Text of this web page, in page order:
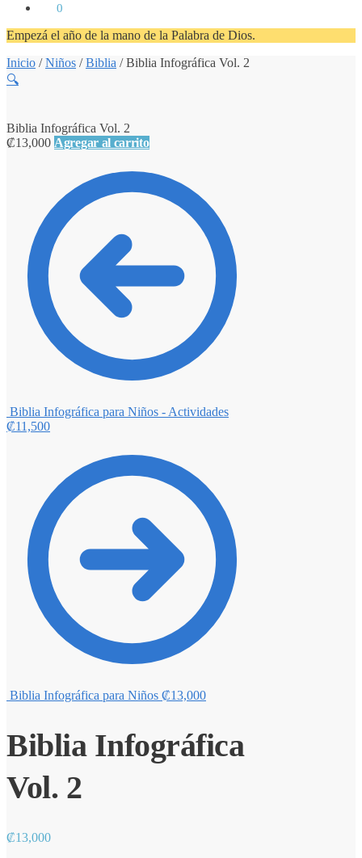
0
Empezá el año de la mano de la Palabra de Dios.
Inicio /Niños /Biblia /Biblia Infográfica Vol. 2
🔍
Biblia Infográfica Vol. 2
₡13,000 Agregar al carrito
Biblia Infográfica para Niños - Actividades
₡11,500
Biblia Infográfica para Niños ₡13,000
Biblia Infográfica
Vol. 2
₡13,000